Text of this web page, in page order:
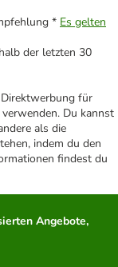
* Es gelten
der letzten 30
für
Du kannst
als die
indem du den
findest du
Angebote,